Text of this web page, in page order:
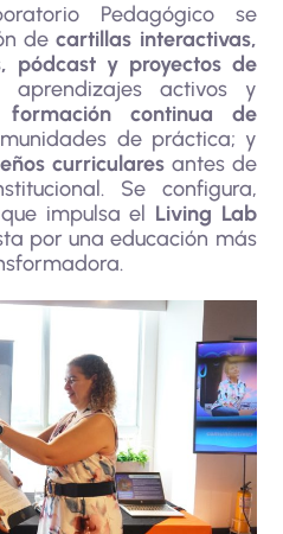
Pedagógico se
decartillas interactivas,
pódcast y proyectos de
aprendizajes activos y
formación continua de
de práctica; y
curricularesantes de
Se configura,
impulsa el Living Lab
por una educación más